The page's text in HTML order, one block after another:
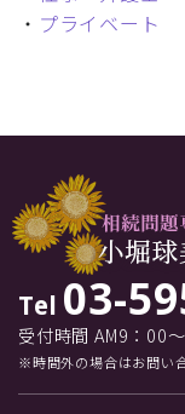
・ プライベート
Tel 03-
受付時間 AM9：00
※時間外の場合はお問い